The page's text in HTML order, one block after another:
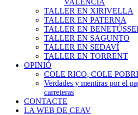
VALÈNCIA
TALLER EN XIRIVELLA
TALLER EN PATERNA
TALLER EN
TALLER EN SAGUNTO
TALLER EN SEDAVÍ
TALLER EN TORRENT
OPINIÓ
COLE RICO, COLE
Verdades y mentiras por el
carreteras
CONTACTE
LA WEB DE CEAV